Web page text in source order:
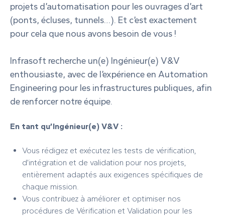
projets d’automatisation pour les ouvrages d’art
(ponts, écluses, tunnels…). Et c’est exactement
pour cela que nous avons besoin de vous !
Infrasoft recherche un(e) Ingénieur(e) V&V
enthousiaste, avec de l’expérience en Automation
Engineering pour les infrastructures publiques, afin
de renforcer notre équipe.
En tant qu’Ingénieur(e) V&V :
Vous rédigez et exécutez les tests de vérification,
d’intégration et de validation pour nos projets,
entièrement adaptés aux exigences spécifiques de
chaque mission.
Vous contribuez à améliorer et optimiser nos
procédures de Vérification et Validation pour les